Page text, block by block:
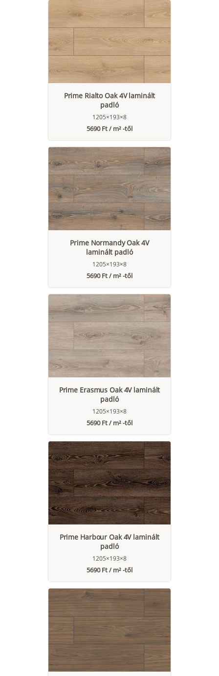
Prime Rialto Oak 4V laminált
padló
1205×193×8
5690 Ft / m² -től
Prime Normandy Oak 4V
laminált padló
1205×193×8
5690 Ft / m² -től
Prime Erasmus Oak 4V laminált
padló
1205×193×8
5690 Ft / m² -től
Prime Harbour Oak 4V laminált
padló
1205×193×8
5690 Ft / m² -től